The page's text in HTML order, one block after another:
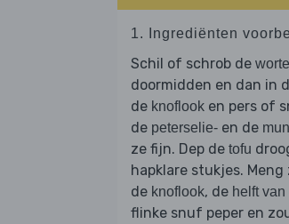
1. Ingrediënten
Schil of schrob de wortel
doormidden en dan in
de knoflook en pers of
de peterselie- en de
ze fijn. Dep de tofu
hapklare stukjes.
de knoflook, de helft
flinke snuf peper en